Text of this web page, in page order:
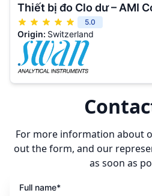
Thiết bị đo Clo dư – AMI
5.0
Origin: Switzerland
For more information about
out the form, and our
as soon as
Full name*